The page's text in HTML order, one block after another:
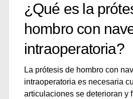
¿Qué es la
hombro con
intraoperatoria?
La prótesis de hombro con
intraoperatoria es necesaria
articulaciones se deterioran y